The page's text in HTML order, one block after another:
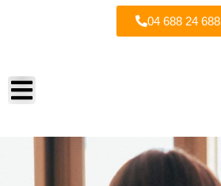
04 688 24 688